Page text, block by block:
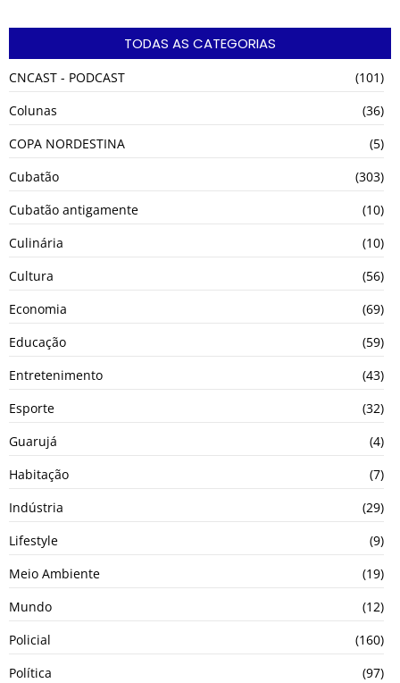
TODAS AS CATEGORIAS
CNCAST - PODCAST
(101)
Colunas
(36)
COPA NORDESTINA
(5)
Cubatão
(303)
Cubatão antigamente
(10)
Culinária
(10)
Cultura
(56)
Economia
(69)
Educação
(59)
Entretenimento
(43)
Esporte
(32)
Guarujá
(4)
Habitação
(7)
Indústria
(29)
Lifestyle
(9)
Meio Ambiente
(19)
Mundo
(12)
Policial
(160)
Política
(97)